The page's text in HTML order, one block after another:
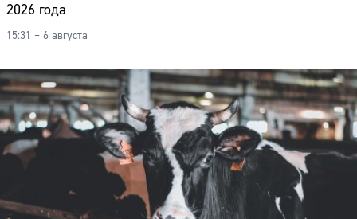
2026 года
15:31 – 6 августа